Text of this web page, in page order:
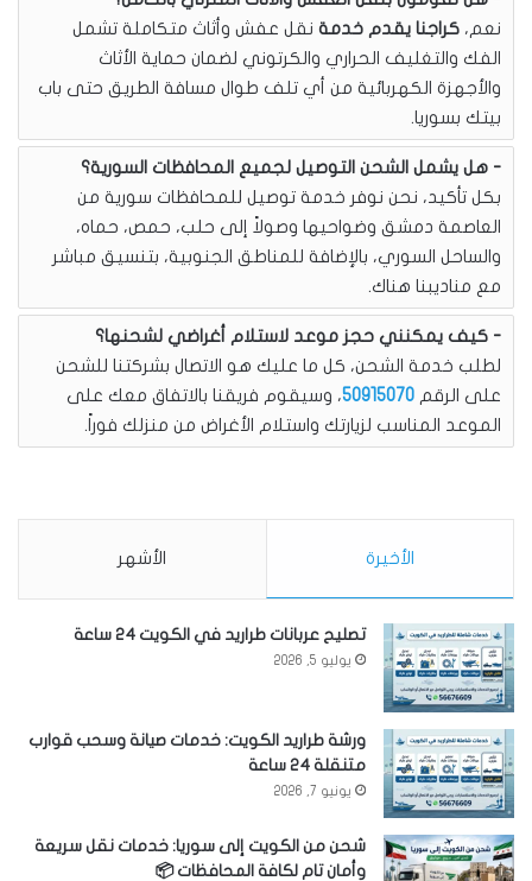
نعم، كراجنا يقدم خدمة نقل عفش وأثاث متكاملة تشمل
الفك والتغليف الحراري والكرتوني لضمان حماية الأثاث
والأجهزة الكهربائية من أي تلف طوال مسافة الطريق حتى باب
بيتك بسوريا.
هل يشمل الشحن التوصيل لجميع المحافظات السورية؟
بكل تأكيد، نحن نوفر خدمة توصيل للمحافظات سورية من
العاصمة دمشق وضواحيها وصولاً إلى حلب، حمص، حماه،
والساحل السوري، بالإضافة للمناطق الجنوبية، بتنسيق مباشر
مع مناديبنا هناك.
كيف يمكنني حجز موعد لاستلام أغراضي لشحنها؟
لطلب خدمة الشحن، كل ما عليك هو الاتصال بشركتنا للشحن
على الرقم 50915070، وسيقوم فريقنا بالاتفاق معك على
الموعد المناسب لزيارتك واستلام الأغراض من منزلك فوراً.
الأخيرة الأشهر
تصليح عربانات طراريد في الكويت 24 ساعة
يوليو 5, 2026
ورشة طراريد الكويت: خدمات صيانة وسحب قوارب
متنقلة 24 ساعة
يونيو 7, 2026
شحن من الكويت إلى سوريا: خدمات نقل سريعة
وأمان تام لكافة المحافظات 📦